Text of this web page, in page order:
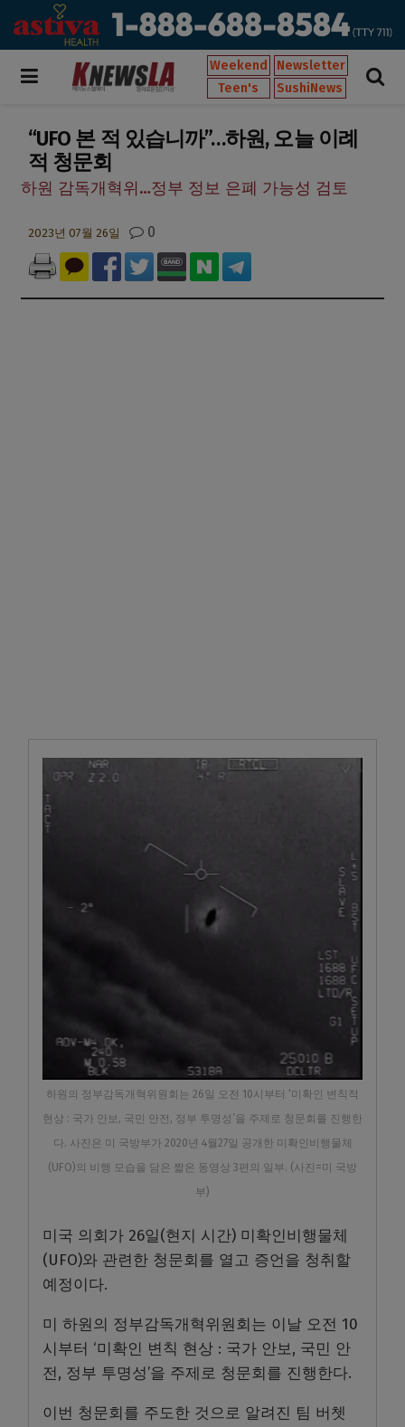
Weekend
Newsletter
Teen's
SushiNews
“UFO 본 적 있습니까”…하원, 오늘 이례
적 청문회
하원 감독개혁위…정부 정보 은폐 가능성 검토
2023년 07월 26일 0
하원의 정부감독개혁위원회는 26일 오전 10시부터 ‘미확인 변칙적
현상 : 국가 안보, 국민 안전, 정부 투명성’을 주제로 청문회를 진행한
다. 사진은 미 국방부가 2020년 4월27일 공개한 미확인비행물체
(UFO)의 비행 모습을 담은 짧은 동영상 3편의 일부. (사진=미 국방
부)
미국 의회가 26일(현지 시간) 미확인비행물체
(UFO)와 관련한 청문회를 열고 증언을 청취할
예정이다.
미 하원의 정부감독개혁위원회는 이날 오전 10
시부터 ‘미확인 변칙 현상 : 국가 안보, 국민 안
전, 정부 투명성’을 주제로 청문회를 진행한다.
이번 청문회를 주도한 것으로 알려진 팀 버쳇